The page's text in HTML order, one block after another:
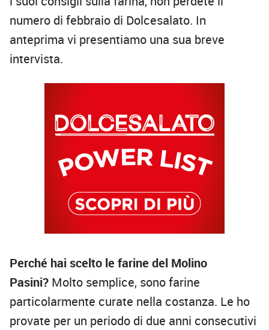
numero di febbraio di Dolcesalato. In
anteprima vi presentiamo una sua breve
intervista.
Perché hai scelto le farine del Molino
Pasini? Molto semplice, sono farine
particolarmente curate nella costanza. Le ho
provate per un periodo di due anni consecutivi